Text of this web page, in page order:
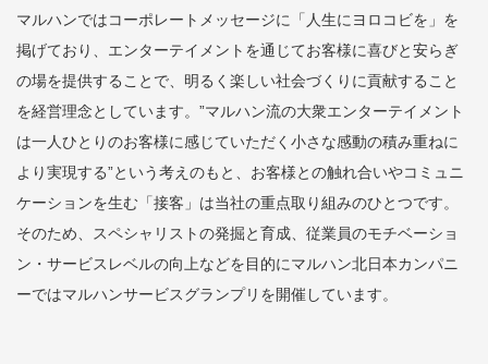
マルハンではコーポレートメッセージに「人生にヨロコビを」を
掲げており、エンターテイメントを通じてお客様に喜びと安らぎ
の場を提供することで、明るく楽しい社会づくりに貢献すること
を経営理念としています。”マルハン流の大衆エンターテイメント
は一人ひとりのお客様に感じていただく小さな感動の積み重ねに
より実現する”という考えのもと、お客様との触れ合いやコミュニ
ケーションを生む「接客」は当社の重点取り組みのひとつです。
そのため、スペシャリストの発掘と育成、従業員のモチベーショ
ン・サービスレベルの向上などを目的にマルハン北日本カンパニ
ーではマルハンサービスグランプリを開催しています。